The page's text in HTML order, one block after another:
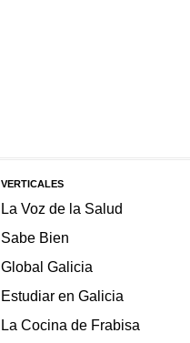
VERTICALES
La Voz de la Salud
Sabe Bien
Global Galicia
Estudiar en Galicia
La Cocina de Frabisa